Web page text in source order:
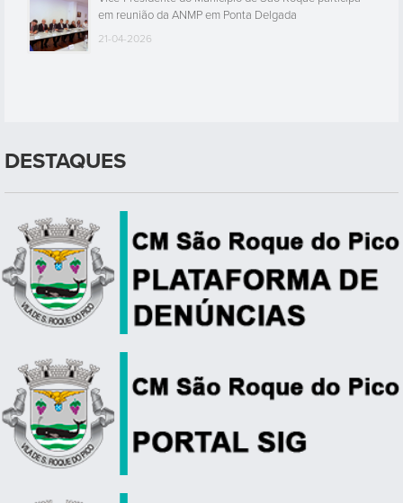
em reunião da ANMP em Ponta Delgada
21-04-2026
DESTAQUES